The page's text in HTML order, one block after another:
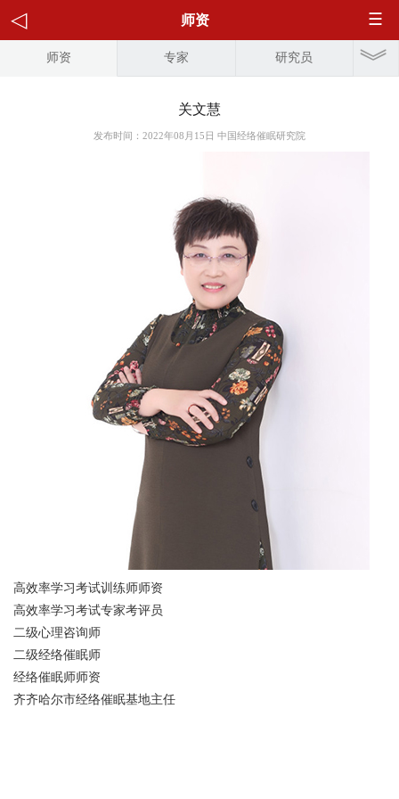
师资
师资 专家 研究员
关文慧
发布时间：2022年08月15日 中国经络催眠研究院
高效率学习考试训练师师资
高效率学习考试专家考评员
二级心理咨询师
二级经络催眠师
经络催眠师师资
齐齐哈尔市经络催眠基地主任